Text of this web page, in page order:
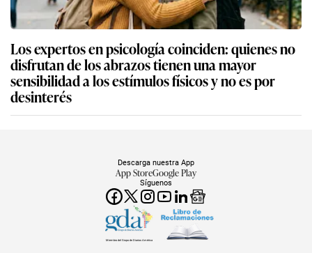
Los expertos en psicología coinciden: quienes no
disfrutan de los abrazos tienen una mayor
sensibilidad a los estímulos físicos y no es por
desinterés
Síguenos
Descarga nuestra App
App StoreGoogle Play
Miembro del Grupo de Diarios América